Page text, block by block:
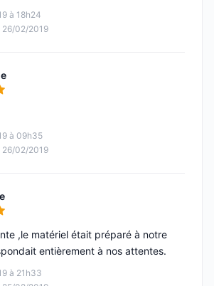
à 18h24
26/02/2019
5
à 09h35
26/02/2019
5
à 21h33
,le matériel était préparé à notre
entièrement à nos attentes.